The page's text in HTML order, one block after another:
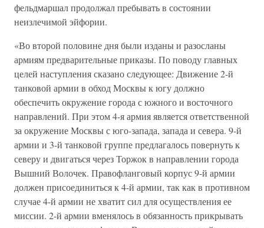
фельдмаршал продолжал пребывать в состоянии
неизлечимой эйфории.
«Во второй половине дня были изданы и разосланы
армиям предварительные приказы. По поводу главных
целей наступления сказано следующее: Движение 2-й
танковой армии в обход Москвы к югу должно
обеспечить окружение города с южного и восточного
направлений. При этом 4-я армия является ответственной
за окружение Москвы с юго-запада, запада и севера. 9-й
армии и 3-й танковой группе предлагалось повернуть к
северу и двигаться через Торжок в направлении города
Вышний Волочек. Правофланговый корпус 9-й армии
должен присоединиться к 4-й армии, так как в противном
случае 4-й армии не хватит сил для осуществления ее
миссии. 2-й армии вменялось в обязанность прикрывать